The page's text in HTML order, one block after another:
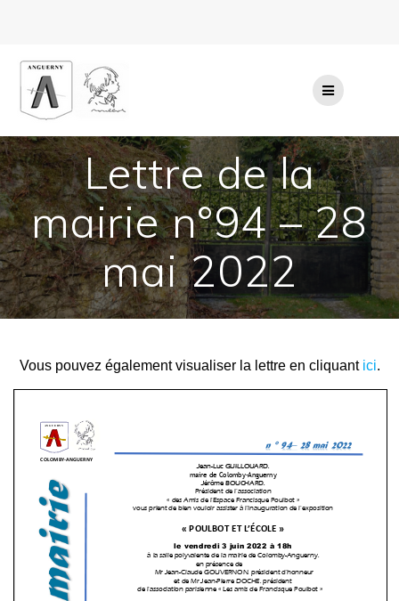
Lettre de la
mairie n°94 – 28
mai 2022
Vous pouvez également visualiser la lettre en cliquant ici.